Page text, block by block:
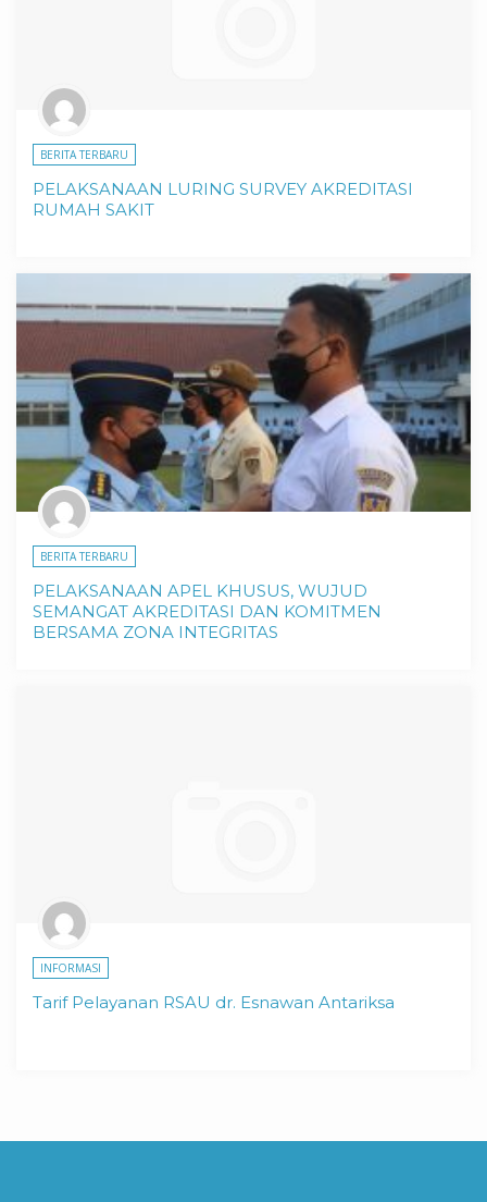
BERITA TERBARU
PELAKSANAAN LURING SURVEY AKREDITASI
RUMAH SAKIT
BERITA TERBARU
PELAKSANAAN APEL KHUSUS, WUJUD
SEMANGAT AKREDITASI DAN KOMITMEN
BERSAMA ZONA INTEGRITAS
INFORMASI
Tarif Pelayanan RSAU dr. Esnawan Antariksa